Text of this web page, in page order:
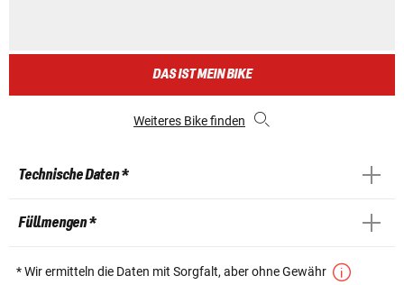
DAS IST MEIN BIKE
Weiteres Bike finden
Technische Daten *
Füllmengen *
* Wir ermitteln die Daten mit Sorgfalt, aber ohne Gewähr